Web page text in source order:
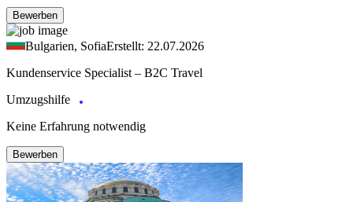
Bewerben
Bulgarien, SofiaErstellt: 22.07.2026
Kundenservice Specialist – B2C Travel
Umzugshilfe
Keine Erfahrung notwendig
Bewerben